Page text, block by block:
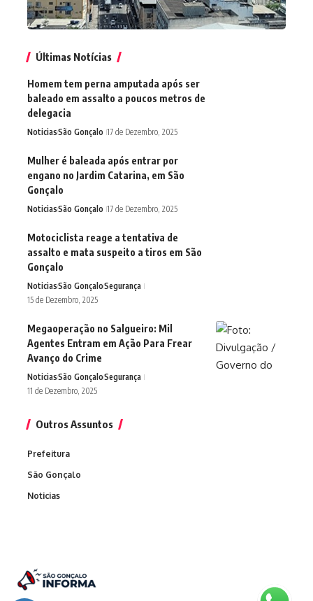
Últimas Notícias
Homem tem perna amputada após ser
baleado em assalto a poucos metros de
delegacia
NoticiasSão Gonçalo 17 de Dezembro, 2025
Mulher é baleada após entrar por
engano no Jardim Catarina, em São
Gonçalo
NoticiasSão Gonçalo 17 de Dezembro, 2025
Motociclista reage a tentativa de
assalto e mata suspeito a tiros em São
Gonçalo
NoticiasSão GonçaloSegurança
15 de Dezembro, 2025
Megaoperação no Salgueiro: Mil
Agentes Entram em Ação Para Frear
Avanço do Crime
NoticiasSão GonçaloSegurança
11 de Dezembro, 2025
Outros Assuntos
Prefeitura
São Gonçalo
Noticias